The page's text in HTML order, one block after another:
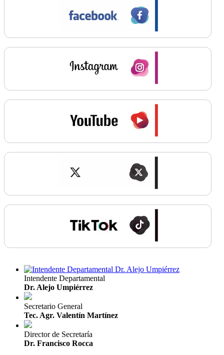
Intendente Departamental
Dr. Alejo Umpiérrez
Secretario General
Tec. Agr. Valentín Martínez
Director de Secretaría
Dr. Francisco Rocca